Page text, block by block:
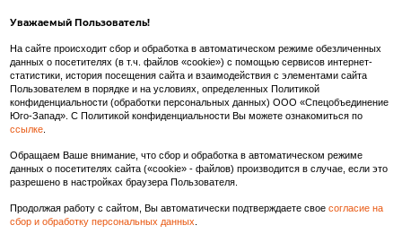
Внимание! Любые изображения на сайте www.spets.ru носят художественный
характер и не являются рекламными изображениями продаваемых товаров. Внешний
вид товара может отличаться от представленных на сайте изображений.
Производитель так же в праве вносить изменения в состав тканей, конструкцию и
характеристик качества/безопасности товаров.
Уважаемый Пользователь!
На сайте происходит сбор и обработка в автоматическом режиме обезличенных
данных о посетителях (в т.ч. файлов «cookie») с помощью сервисов интернет-
статистики, история посещения сайта и взаимодействия с элементами сайта
Пользователем в порядке и на условиях, определенных Политикой
конфиденциальности (обработки персональных данных) ООО «Спецобъединение
Юго-Запад». С Политикой конфиденциальности Вы можете ознакомиться по
ссылке.
Обращаем Ваше внимание, что сбор и обработка в автоматическом режиме
данных о посетителях сайта («cookie» - файлов) производится в случае, если это
разрешено в настройках браузера Пользователя.
Продолжая работу с сайтом, Вы автоматически подтверждаете свое согласие на
сбор и обработку персональных данных